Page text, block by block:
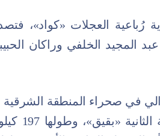
رُباعية العجلات «كواد»،
عبد المجيد الخلفي وراكان
في صحراء المنطقة
المُشاركين